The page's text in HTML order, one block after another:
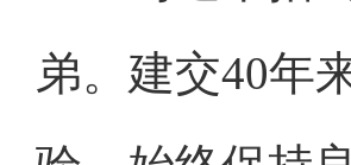
弟。建交40年